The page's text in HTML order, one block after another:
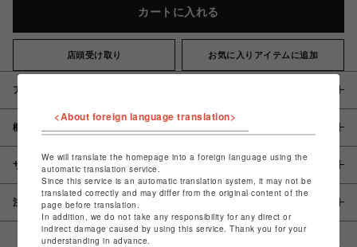
カートに入れる
店頭受け取り お気に入りアイテムに追加
アイテム説明 / 素材
概要
サイズ
注意事項
<About foreign language translation>
We will translate the homepage into a foreign language using the
automatic translation service.
Since this service is an automatic translation system, it may not be
translated correctly and may differ from the original content of the
page before translation.
In addition, we do not take any responsibility for any direct or
indirect damage caused by using this service. Thank you for your
understanding in advance.